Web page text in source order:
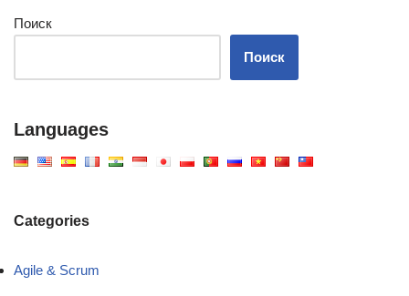
Поиск
Поиск
Languages
Categories
Agile & Scrum